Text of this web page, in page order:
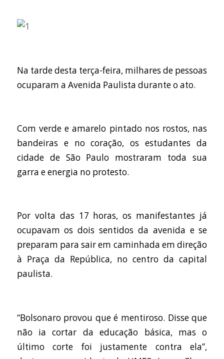
Na tarde desta terça-feira, milhares de pessoas
ocuparam a Avenida Paulista durante o ato.
Com verde e amarelo pintado nos rostos, nas
bandeiras e no coração, os estudantes da
cidade de São Paulo mostraram toda sua
garra e energia no protesto.
Por volta das 17 horas, os manifestantes já
ocupavam os dois sentidos da avenida e se
preparam para sair em caminhada em direção
à Praça da República, no centro da capital
paulista.
“Bolsonaro provou que é mentiroso. Disse que
não ia cortar da educação básica, mas o
último corte foi justamente contra ela”,